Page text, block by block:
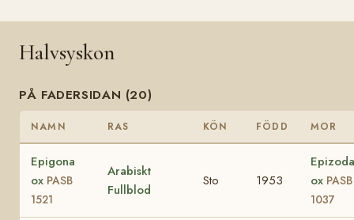
Halvsyskon
PÅ FADERSIDAN (20)
NAMN RAS KÖN FÖDD MOR
Epigona
ox PASB
1521
Arabiskt
Fullblod
Sto 1953
Epizoda
ox PASB
1037